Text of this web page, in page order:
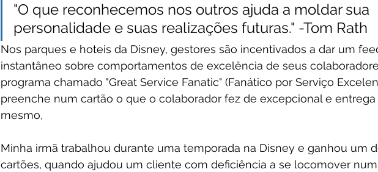
"O que reconhecemos nos outros ajuda a moldar sua
personalidade e suas realizações futuras." -Tom Rath
Nos parques e hoteis da Disney, gestores são incentivados a dar um
instantâneo sobre comportamentos de excelência de seus
programa chamado "Great Service Fanatic" (Fanático por Serviço
preenche num cartão o que o colaborador fez de excepcional e entrega
mesmo,
Minha irmã trabalhou durante uma temporada na Disney e ganhou um
cartões, quando ajudou um cliente com deficiência a se locomover